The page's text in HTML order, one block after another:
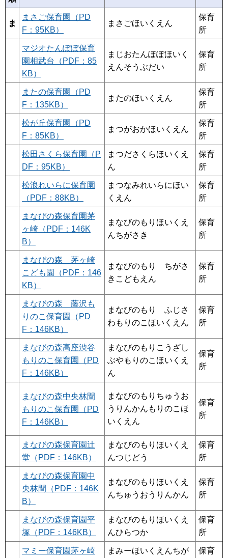
ま
まさご保育園（PD
F：95KB）
まさごほいくえん
保育
所
マジオたんぽぽ保育
園相武台（PDF：85
KB）
まじおたんぽぽほいく
えんそうぶだい
保育
所
またの保育園（PD
F：135KB）
またのほいくえん
保育
所
松が丘保育園（PD
F：85KB）
まつがおかほいくえん
保育
所
松田さくら保育園（P
DF：95KB）
まつださくらほいくえ
ん
保育
所
松浪れいらに保育園
（PDF：88KB）
まつなみれいらにほい
くえん
保育
所
まなびの森保育園茅
ヶ崎（PDF：146K
B）
まなびのもりほいくえ
んちがさき
保育
所
まなびの森 茅ヶ崎
こども園（PDF：146
KB）
まなびのもり ちがさ
きこどもえん
保育
所
まなびの森 藤沢も
りのこ保育園（PD
F：146KB）
まなびのもり ふじさ
わもりのこほいくえん
保育
所
まなびの森高座渋谷
もりのこ保育園（PD
F：146KB）
まなびのもりこうざし
ぶやもりのこほいくえ
ん
保育
所
まなびの森中央林間
もりのこ保育園（PD
F：146KB）
まなびのもりちゅうお
うりんかんもりのこほ
いくえん
保育
所
まなびの森保育園辻
堂（PDF：146KB）
まなびのもりほいくえ
んつじどう
保育
所
まなびの森保育園中
央林間（PDF：146K
B）
まなびのもりほいくえ
んちゅうおうりんかん
保育
所
まなびの森保育園平
塚（PDF：146KB）
まなびのもりほいくえ
んひらつか
保育
所
マミー保育園茅ヶ崎
まみーほいくえんちが
保育